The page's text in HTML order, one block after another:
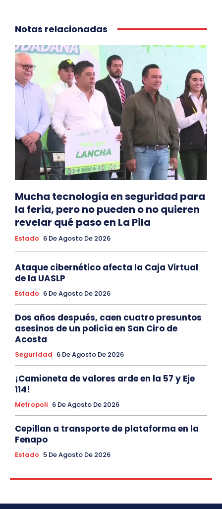
Notas relacionadas
Mucha tecnología en seguridad para
la feria, pero no pueden o no quieren
revelar qué paso en La Pila
Estado 6 De Agosto De 2026
Ataque cibernético afecta la Caja Virtual
de la UASLP
Estado 6 De Agosto De 2026
Dos años después, caen cuatro presuntos
asesinos de un policía en San Ciro de
Acosta
Seguridad 6 De Agosto De 2026
¡Camioneta de valores arde en la 57 y Eje
114!
Metropoli 6 De Agosto De 2026
Cepillan a transporte de plataforma en la
Fenapo
Estado 5 De Agosto De 2026